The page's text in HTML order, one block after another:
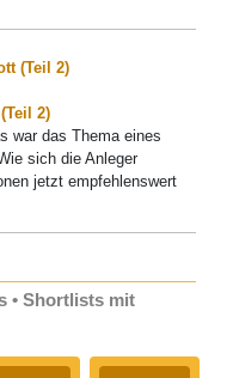
2)
war das Thema eines
sich die Anleger
jetzt empfehlenswert
• Shortlists mit